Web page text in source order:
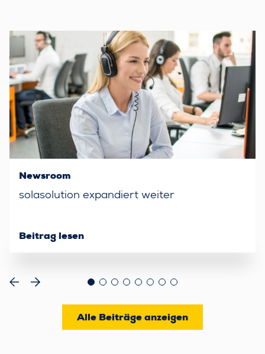
Newsroom
solasolution expandiert weiter
Beitrag lesen
Alle Beiträge anzeigen